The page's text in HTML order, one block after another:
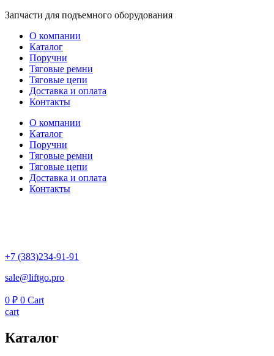
Перейти
содержимому
Запчасти для подъемного оборудования
О компании
Каталог
Поручни
Тяговые ремни
Тяговые цепи
Доставка и оплата
Контакты
О компании
Каталог
Поручни
Тяговые ремни
Тяговые цепи
Доставка и оплата
Контакты
+7 (383)234-91-91
sale@liftgo.pro
0 ₽ 0 Cart
cart
Каталог